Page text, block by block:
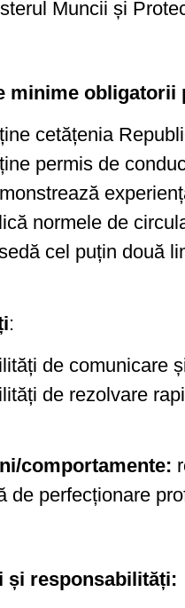
Muncii și
minime obligatorii
cetățenia
permis de
normele de
cel puțin două
:
de comunicare
de rezolvare
comportamente:
de perfecționare
și responsabilități: